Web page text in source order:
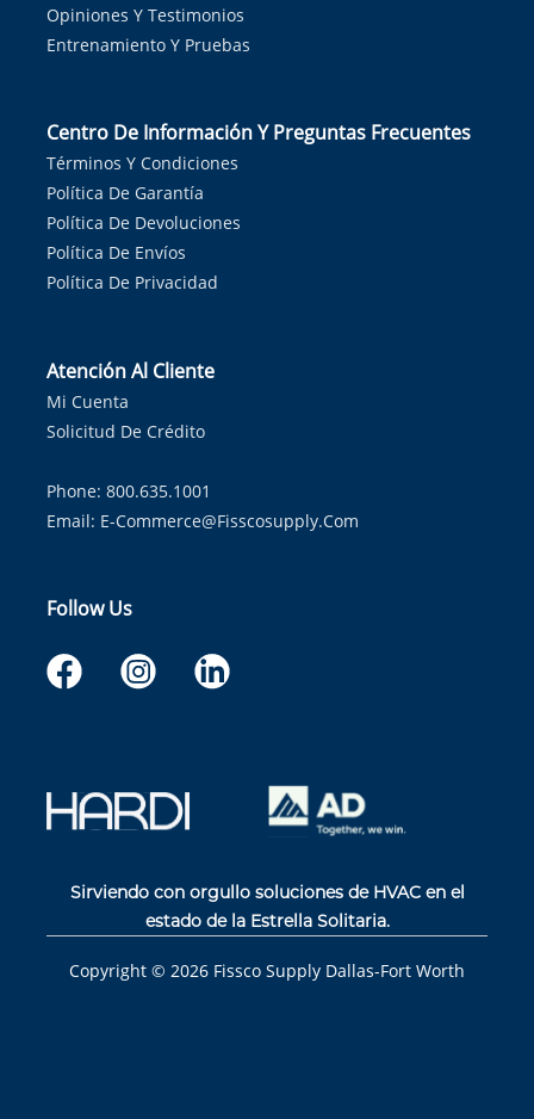
Opiniones Y Testimonios
Entrenamiento Y Pruebas
Centro De Información Y Preguntas Frecuentes
Términos Y Condiciones
Política De Garantía
Política De Devoluciones
Política De Envíos
Política De Privacidad
Atención Al Cliente
Mi Cuenta
Solicitud De Crédito
Phone: 800.635.1001
Email: E-Commerce@fisscosupply.com
Follow Us
Sirviendo con orgullo soluciones de HVAC en el
estado de la Estrella Solitaria.
Copyright © 2026 Fissco Supply Dallas-Fort Worth